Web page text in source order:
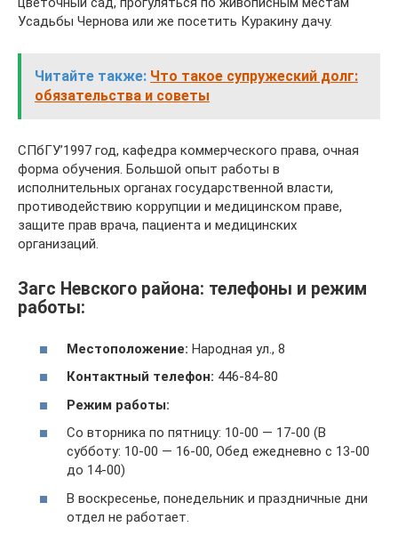
Усадьбы Чернова или же посетить Куракину дачу.
Читайте также: Что такое супружеский долг:
обязательства и советы
СПбГУ’1997 год, кафедра коммерческого права, очная
форма обучения. Большой опыт работы в
исполнительных органах государственной власти,
противодействию коррупции и медицинском праве,
защите прав врача, пациента и медицинских
организаций.
Загс Невского района: телефоны и режим
работы:
Местоположение: Народная ул., 8
Контактный телефон: 446-84-80
Режим работы:
Со вторника по пятницу: 10-00 — 17-00 (В
субботу: 10-00 — 16-00, Обед ежедневно с 13-00
до 14-00)
В воскресенье, понедельник и праздничные дни
отдел не работает.